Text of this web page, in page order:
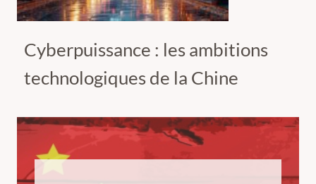
Cyberpuissance : les ambitions
technologiques de la Chine